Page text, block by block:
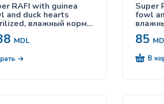
RAFI with guinea
and duck hearts
влажный корм
стерилизованных
с цесаркой и
MDL
Super
fowl
85
В